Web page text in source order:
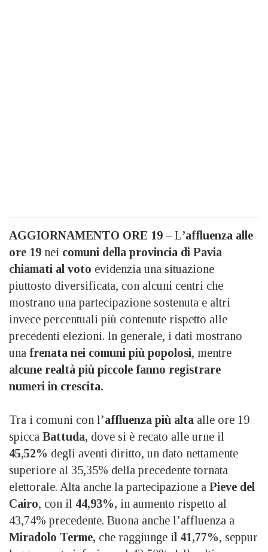
AGGIORNAMENTO ORE 19 – L’affluenza alle
ore 19 nei comuni della provincia di Pavia
chiamati al voto evidenzia una situazione
piuttosto diversificata, con alcuni centri che
mostrano una partecipazione sostenuta e altri
invece percentuali più contenute rispetto alle
precedenti elezioni. In generale, i dati mostrano
una frenata nei comuni più popolosi, mentre
alcune realtà più piccole fanno registrare
numeri in crescita.
Tra i comuni con l’affluenza più alta alle ore 19
spicca Battuda, dove si è recato alle urne il
45,52% degli aventi diritto, un dato nettamente
superiore al 35,35% della precedente tornata
elettorale. Alta anche la partecipazione a Pieve del
Cairo, con il 44,93%, in aumento rispetto al
43,74% precedente. Buona anche l’affluenza a
Miradolo Terme, che raggiunge il 41,77%, seppur